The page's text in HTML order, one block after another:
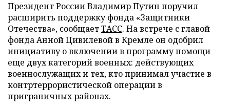
Президент России Владимир Путин поручил
расширить поддержку фонда «Защитники
Отечества», сообщаетТАСС. На встрече с главой
фонда Анной Цивилевой в Кремле он одобрил
инициативу о включении в программу помощи
еще двух категорий военных: действующих
военнослужащих и тех, кто принимал участие в
контртеррористической операции в
приграничных районах.